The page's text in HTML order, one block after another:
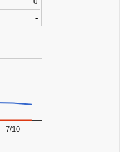
-
7/10